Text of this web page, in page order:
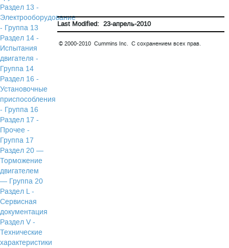
Раздел 13 -
Электрооборудование
- Группа 13
Раздел 14 -
Испытания
двигателя -
Группа 14
Раздел 16 -
Установочные
приспособления
- Группа 16
Раздел 17 -
Прочее -
Группа 17
Раздел 20 —
Торможение
двигателем
— Группа 20
Раздел L -
Сервисная
документация
Раздел V -
Технические
характеристики
Last Modified: 23-апрель-2010
© 2000-2010 Cummins Inc. С сохранением всех прав.